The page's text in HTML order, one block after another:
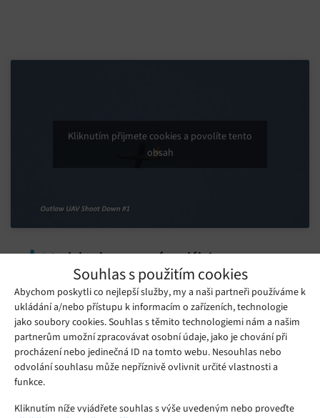
Souhlas s použitím cookies
Abychom poskytli co nejlepší služby, my a naši partneři používáme k
ukládání a/nebo přístupu k informacím o zařízeních, technologie
jako soubory cookies. Souhlas s těmito technologiemi nám a našim
partnerům umožní zpracovávat osobní údaje, jako je chování při
procházení nebo jedinečná ID na tomto webu. Nesouhlas nebo
odvolání souhlasu může nepříznivě ovlivnit určité vlastnosti a
funkce.
Kliknutím níže vyjádřete souhlas s výše uvedeným nebo proveďte
Kliknutím přijmete cookies a povolíte tento
obsah
Mohlo by se vám líbit